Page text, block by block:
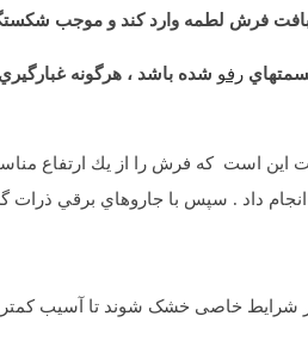
بافت فرش لطمه وارد کند و موجب
رفو شده باشد ، هرگونه
این است كه فرش را از يك ارتفاع
داد . سپس با جاروهاي برقي ذرات
شرایط خاصی خشک شوند تا آسیب